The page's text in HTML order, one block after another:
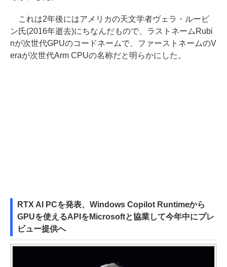
これは2年後にはアメリカの天文学者ヴェラ・ルービ
ン氏(2016年逝去)にちなんだもので、ラストネームRubi
nが次世代GPUのコードネームで、ファーストネームのV
eraが次世代Arm CPUの名称だと明らかにした。
RTX AI PCを発表、Windows Copilot Runtimeから
GPUを使えるAPIをMicrosoftと協業して今年中にプレ
ビュー提供へ